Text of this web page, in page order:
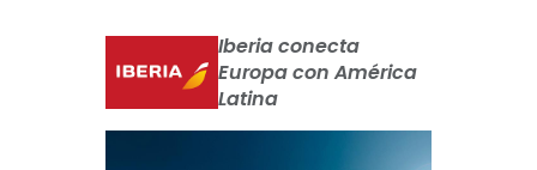
Iberia conecta
Europa con América
Latina